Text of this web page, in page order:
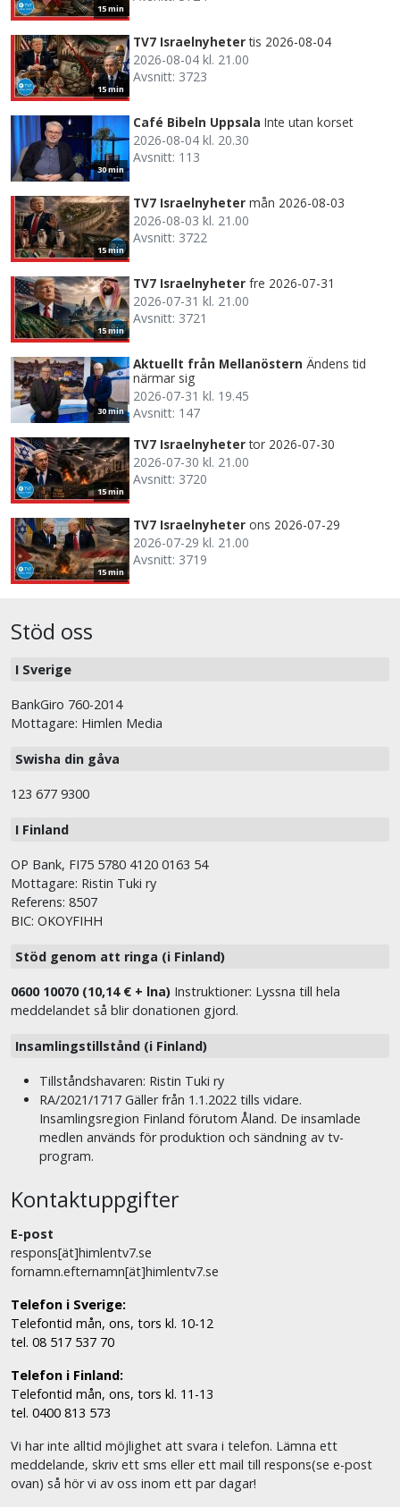
15 min
15 min
TV7 Israelnyheter tis 2026-08-04
2026-08-04 kl. 21.00
Avsnitt: 3723
30 min
Café Bibeln Uppsala Inte utan korset
2026-08-04 kl. 20.30
Avsnitt: 113
15 min
TV7 Israelnyheter mån 2026-08-03
2026-08-03 kl. 21.00
Avsnitt: 3722
15 min
TV7 Israelnyheter fre 2026-07-31
2026-07-31 kl. 21.00
Avsnitt: 3721
30 min
Aktuellt från Mellanöstern Ändens tid
närmar sig
2026-07-31 kl. 19.45
Avsnitt: 147
15 min
TV7 Israelnyheter tor 2026-07-30
2026-07-30 kl. 21.00
Avsnitt: 3720
15 min
TV7 Israelnyheter ons 2026-07-29
2026-07-29 kl. 21.00
Avsnitt: 3719
Stöd oss
I Sverige
BankGiro 760-2014
Mottagare: Himlen Media
Swisha din gåva
123 677 9300
I Finland
OP Bank, FI75 5780 4120 0163 54
Mottagare: Ristin Tuki ry
Referens: 8507
BIC: OKOYFIHH
Stöd genom att ringa (i Finland)
0600 10070 (10,14 € + lna) Instruktioner: Lyssna till hela
meddelandet så blir donationen gjord.
Insamlingstillstånd (i Finland)
Tillståndshavaren: Ristin Tuki ry
RA/2021/1717 Gäller från 1.1.2022 tills vidare.
Insamlingsregion Finland förutom Åland. De insamlade
medlen används för produktion och sändning av tv-
program.
Kontaktuppgifter
E-post
respons[ät]himlentv7.se
fornamn.efternamn[ät]himlentv7.se
Telefon i Sverige:
Telefontid mån, ons, tors kl. 10-12
tel. 08 517 537 70
Telefon i Finland:
Telefontid mån, ons, tors kl. 11-13
tel. 0400 813 573
Vi har inte alltid möjlighet att svara i telefon. Lämna ett
meddelande, skriv ett sms eller ett mail till respons(se e-post
ovan) så hör vi av oss inom ett par dagar!